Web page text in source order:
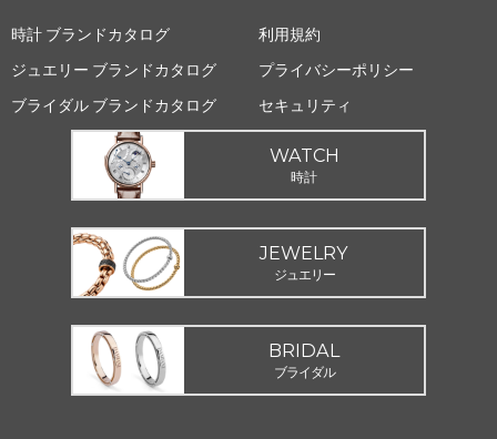
時計 ブランドカタログ
ジュエリー ブランドカタログ
ブライダル ブランドカタログ
利用規約
プライバシーポリシー
セキュリティ
WATCH
時計
JEWELRY
ジュエリー
BRIDAL
ブライダル